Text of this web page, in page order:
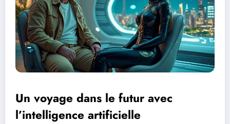
Un voyage dans le futur avec
l’intelligence artificielle